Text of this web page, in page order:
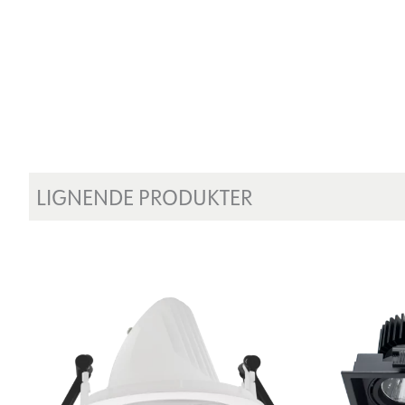
LIGNENDE PRODUKTER